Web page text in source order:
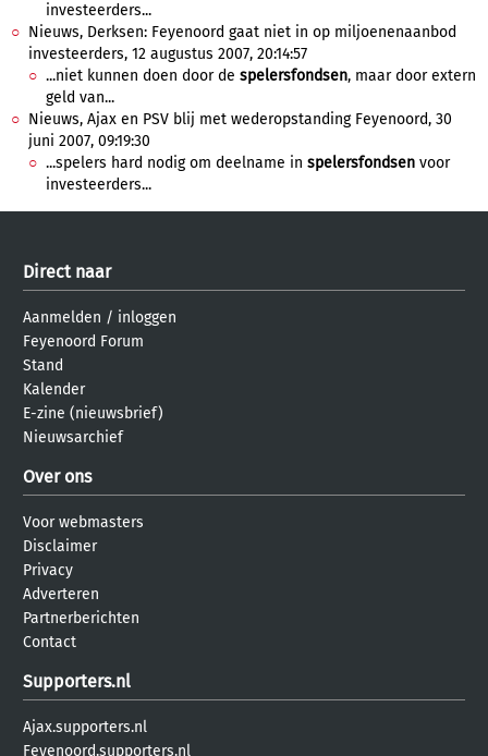
investeerders...
Nieuws, Derksen: Feyenoord gaat niet in op miljoenenaanbod
investeerders, 12 augustus 2007, 20:14:57
...niet kunnen doen door de spelersfondsen, maar door extern
geld van...
Nieuws, Ajax en PSV blij met wederopstanding Feyenoord, 30
juni 2007, 09:19:30
...spelers hard nodig om deelname in spelersfondsen voor
investeerders...
Direct naar
Aanmelden / inloggen
Feyenoord Forum
Stand
Kalender
E-zine (nieuwsbrief)
Nieuwsarchief
Over ons
Voor webmasters
Disclaimer
Privacy
Adverteren
Partnerberichten
Contact
Supporters.nl
Ajax.supporters.nl
Feyenoord.supporters.nl